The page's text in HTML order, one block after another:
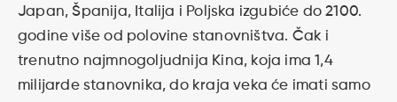
Japan, Španija, Italija i Poljska izgubiće do 2100.
godine više od polovine stanovništva. Čak i
trenutno najmnogoljudnija Kina, koja ima 1,4
milijarde stanovnika, do kraja veka će imati samo